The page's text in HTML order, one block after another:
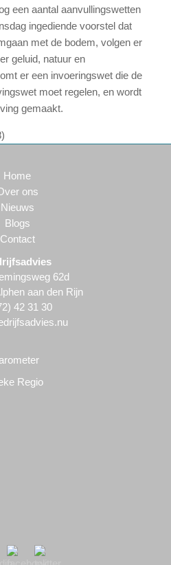
een aantal aanvullingswetten
ingediende voorstel dat
met de bodem, volgen er
geluid, natuur en
er een invoeringswet die de
moet regelen, en wordt
gemaakt.
62d
aan den Rijn
42 31 30
Home
ons
Nieuws
Blogs
Contact